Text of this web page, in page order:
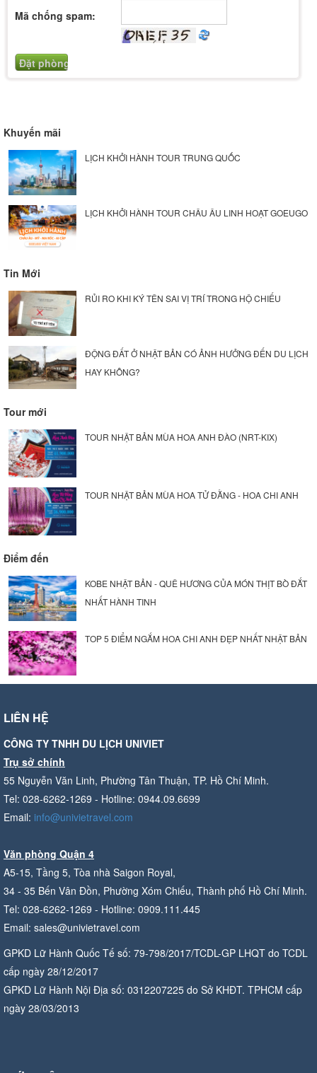
Mã chống spam:
Khuyến mãi
LỊCH KHỞI HÀNH TOUR TRUNG QUỐC
LỊCH KHỞI HÀNH TOUR CHÂU ÂU LINH HOẠT GOEUGO
Tin Mới
RỦI RO KHI KÝ TÊN SAI VỊ TRÍ TRONG HỘ CHIẾU
ĐỘNG ĐẤT Ở NHẬT BẢN CÓ ẢNH HƯỞNG ĐẾN DU LỊCH
HAY KHÔNG?
Tour mới
TOUR NHẬT BẢN MÙA HOA ANH ĐÀO (NRT-KIX)
TOUR NHẬT BẢN MÙA HOA TỬ ĐẰNG - HOA CHI ANH
Điểm đến
KOBE NHẬT BẢN - QUÊ HƯƠNG CỦA MÓN THỊT BÒ ĐẮT
NHẤT HÀNH TINH
TOP 5 ĐIỂM NGẮM HOA CHI ANH ĐẸP NHẤT NHẬT BẢN
LIÊN HỆ
CÔNG TY TNHH DU LỊCH UNIVIET
Trụ sở chính
55 Nguyễn Văn Linh, Phường Tân Thuận, TP. Hồ Chí Minh.
Tel: 028-6262-1269 - Hotline: 0944.09.6699
Email: info@univietravel.com
Văn phòng Quận 4
A5-15, Tầng 5, Tòa nhà Saigon Royal,
34 - 35 Bến Vân Đồn, Phường Xóm Chiếu, Thành phố Hồ Chí Minh.
Tel: 028-6262-1269 - Hotline: 0909.111.445
Email: sales@univietravel.com
GPKD Lữ Hành Quốc Tế số: 79-798/2017/TCDL-GP LHQT do TCDL
cấp ngày 28/12/2017
GPKD Lữ Hành Nội Địa số: 0312207225 do Sở KHĐT. TPHCM cấp
ngày 28/03/2013